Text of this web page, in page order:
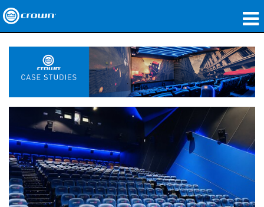
製品
アプリケーション
ネットワークオーディオ
導入事例
私たちのストーリー
トレーニング